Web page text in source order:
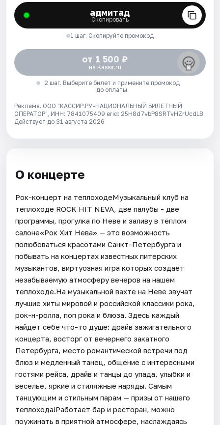
адмитад
Скопировать
1 шаг. Скопируйте промокод
от 1 500 ₽
на Kassir.ru
2 шаг. Выберите билет и примените промокод
до оплаты
Реклама. ООО "КАССИР.РУ-НАЦИОНАЛЬНЫЙ БИЛЕТНЫЙ
ОПЕРАТОР", ИНН: 7841075409 erid: 25H8d7vbP8SRTvHZrUcdLB.
Действует до 31 августа 2026
О концерте
Рок-концерт нa теплоходeМузыкальный клуб на
теплоходе ROCK HIT NEVA, две палубы - две
программы, прогулка по Неве и заливу в тёплом
салоне«Рок Хит Нева» — это возможность
полюбоваться красотами Санкт-Петербурга и
побывать на концертах известных питерских
музыкантов, виртуозная игра которых создаёт
незабываемую атмосферу вечеров на нашем
теплоходе.На музыкальной вахте на Неве звучат
лучшие хиты мировой и российской классики рока,
рок-н-ролла, поп рока и блюза. Здесь каждый
найдет себе что-то душе: драйв зажигательного
концерта, восторг от вечернего закатного
Петербурга, место романтической встречи под
блюз и медленный танец, общение с интересными
гостями рейса, драйв и танцы до упада, улыбки и
веселье, яркие и стиляжные наряды. Самым
танцующим и стильным парам — призы от нашего
теплохода!Работает бар и ресторан, можно
поужинать в приятной атмосфере, наслаждаясь